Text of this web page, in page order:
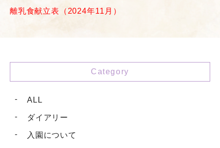
離乳食献立表（2024年11月）
Category
ALL
ダイアリー
入園について